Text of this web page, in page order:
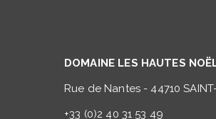
DOMAINE LES HAUTES
Rue de Nantes - 44710
+33 (0)2 40 31 53 49